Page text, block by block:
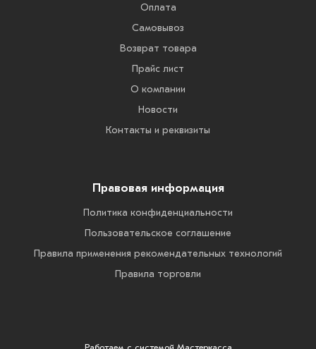
Оплата
Самовывоз
Возврат товара
Прайс лист
О компании
Новости
Контакты и реквизиты
Правовая информация
Политика конфиденциальности
Пользовательское соглашение
Правила применения рекомендательных технологий
Правила торговли